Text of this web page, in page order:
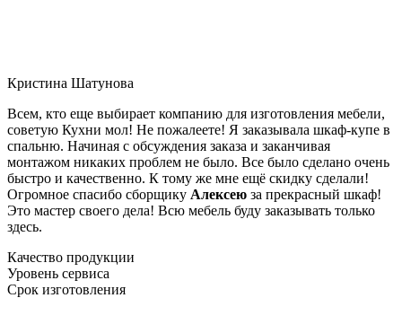
Кристина Шатунова
Всем, кто еще выбирает компанию для изготовления мебели,
советую Кухни мол! Не пожалеете! Я заказывала шкаф-купе в
спальню. Начиная с обсуждения заказа и заканчивая
монтажом никаких проблем не было. Все было сделано очень
быстро и качественно. К тому же мне ещё скидку сделали!
Огромное спасибо сборщику Алексею за прекрасный шкаф!
Это мастер своего дела! Всю мебель буду заказывать только
здесь.
Качество продукции
Уровень сервиса
Срок изготовления